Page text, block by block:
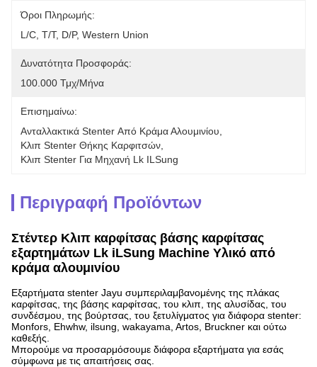
Όροι Πληρωμής:
L/C, T/T, D/P, Western Union
Δυνατότητα Προσφοράς:
100.000 Τμχ/μήνα
Επισημαίνω:
Ανταλλακτικά Stenter Από Κράμα Αλουμινίου
Κλιπ Stenter Θήκης Καρφιτσών
Κλιπ Stenter Για Μηχανή Lk ILSung
Περιγραφή Προϊόντων
Στέντερ Κλιπ καρφίτσας βάσης καρφίτσας
εξαρτημάτων Lk iLSung Machine Υλικό από
κράμα αλουμινίου
Εξαρτήματα stenter Jayu συμπεριλαμβανομένης της πλάκας
καρφίτσας, της βάσης καρφίτσας, του κλιπ, της αλυσίδας, του
συνδέσμου, της βούρτσας, του ξετυλίγματος για διάφορα stenter:
Monfors, Ehwhw, ilsung, wakayama, Artos, Bruckner και ούτω
καθεξής.
Μπορούμε να προσαρμόσουμε διάφορα εξαρτήματα για εσάς
σύμφωνα με τις απαιτήσεις σας.